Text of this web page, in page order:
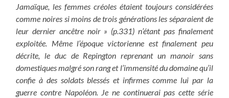
Jamaïque, les femmes créoles étaient toujours considérées
comme noires si moins de trois générations les séparaient de
leur dernier ancêtre noir » (p.331) n’étant pas finalement
exploitée. Même l’époque victorienne est finalement peu
décrite, le duc de Repington reprenant un manoir sans
domestiques malgré son rang et l’immensité du domaine qu’il
confie à des soldats blessés et infirmes comme lui par la
guerre contre Napoléon. Je ne continuerai pas cette série